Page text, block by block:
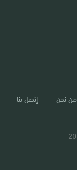
من نحن إتصل بنا